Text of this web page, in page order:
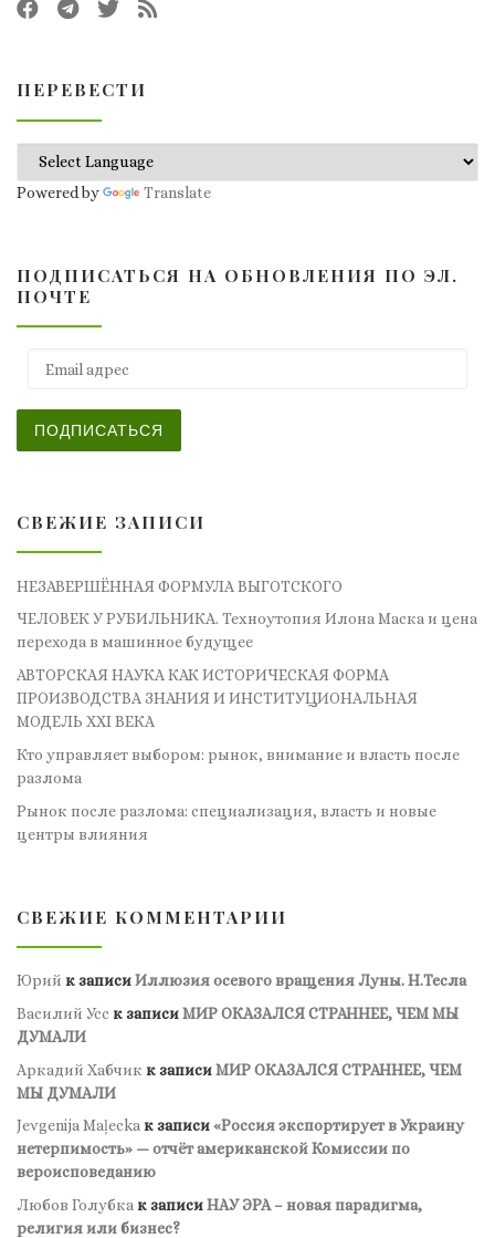
ПЕРЕВЕСТИ
Powered by Translate
ПОДПИСАТЬСЯ НА ОБНОВЛЕНИЯ ПО ЭЛ.
ПОЧТЕ
ПОДПИСАТЬСЯ
СВЕЖИЕ ЗАПИСИ
НЕЗАВЕРШЁННАЯ ФОРМУЛА ВЫГОТСКОГО
ЧЕЛОВЕК У РУБИЛЬНИКА. Техноутопия Илона Маска и цена
перехода в машинное будущее
АВТОРСКАЯ НАУКА КАК ИСТОРИЧЕСКАЯ ФОРМА
ПРОИЗВОДСТВА ЗНАНИЯ И ИНСТИТУЦИОНАЛЬНАЯ
МОДЕЛЬ XXI ВЕКА
Кто управляет выбором: рынок, внимание и власть после
разлома
Рынок после разлома: специализация, власть и новые
центры влияния
СВЕЖИЕ КОММЕНТАРИИ
Юрий к записиИллюзия осевого вращения Луны. Н.Тесла
Василий Усс к записиМИР ОКАЗАЛСЯ СТРАННЕЕ, ЧЕМ МЫ
ДУМАЛИ
Аркадий Хабчик к записиМИР ОКАЗАЛСЯ СТРАННЕЕ, ЧЕМ
МЫ ДУМАЛИ
Jevgenija Maļeckaк записи«Россия экспортирует в Украину
нетерпимость» — отчёт американской Комиссии по
вероисповеданию
Любов Голубка к записиНАУ ЭРА – новая парадигма,
религия или бизнес?